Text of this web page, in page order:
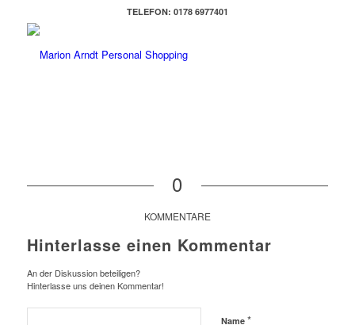
TELEFON: 0178 6977401
0
KOMMENTARE
Hinterlasse einen Kommentar
An der Diskussion beteiligen?
Hinterlasse uns deinen Kommentar!
Name *